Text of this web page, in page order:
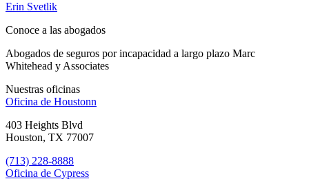
Erin Svetlik
Conoce a las abogados
Abogados de seguros por incapacidad a largo plazo Marc
Whitehead y Associates
Nuestras oficinas
Oficina de Houstonn
403 Heights Blvd
Houston, TX 77007
(713) 228-8888
Oficina de Cypress